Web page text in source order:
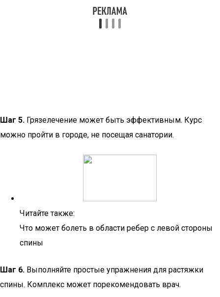
Шаг 5. Грязелечение может быть эффективным. Курс
можно пройти в городе, не посещая санатории.
Читайте также:
Что может болеть в области ребер с левой стороны
спины
Шаг 6. Выполняйте простые упражнения для растяжки
спины. Комплекс может порекомендовать врач.